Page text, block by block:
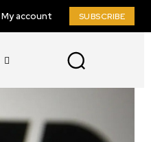
My account SUBSCRIBE